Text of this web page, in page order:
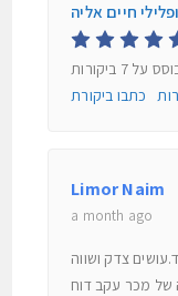
חיים אליה
על 7 ביקורות
כתבו ביקורת
Limor Naim
a month ago
צדק ושווה
מכר עקב דוח